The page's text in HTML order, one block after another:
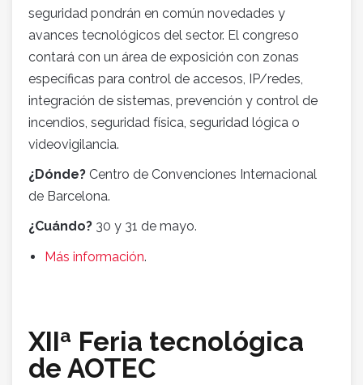
seguridad pondrán en común novedades y
avances tecnológicos del sector. El congreso
contará con un área de exposición con zonas
específicas para control de accesos, IP/redes,
integración de sistemas, prevención y control de
incendios, seguridad física, seguridad lógica o
videovigilancia.
¿Dónde? Centro de Convenciones Internacional
de Barcelona.
¿Cuándo? 30 y 31 de mayo.
Más información.
XIIª Feria tecnológica
de AOTEC